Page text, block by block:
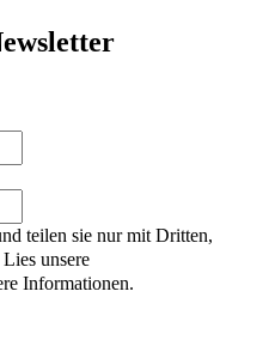
teilen sie nur mit Dritten,
unsere
Informationen.